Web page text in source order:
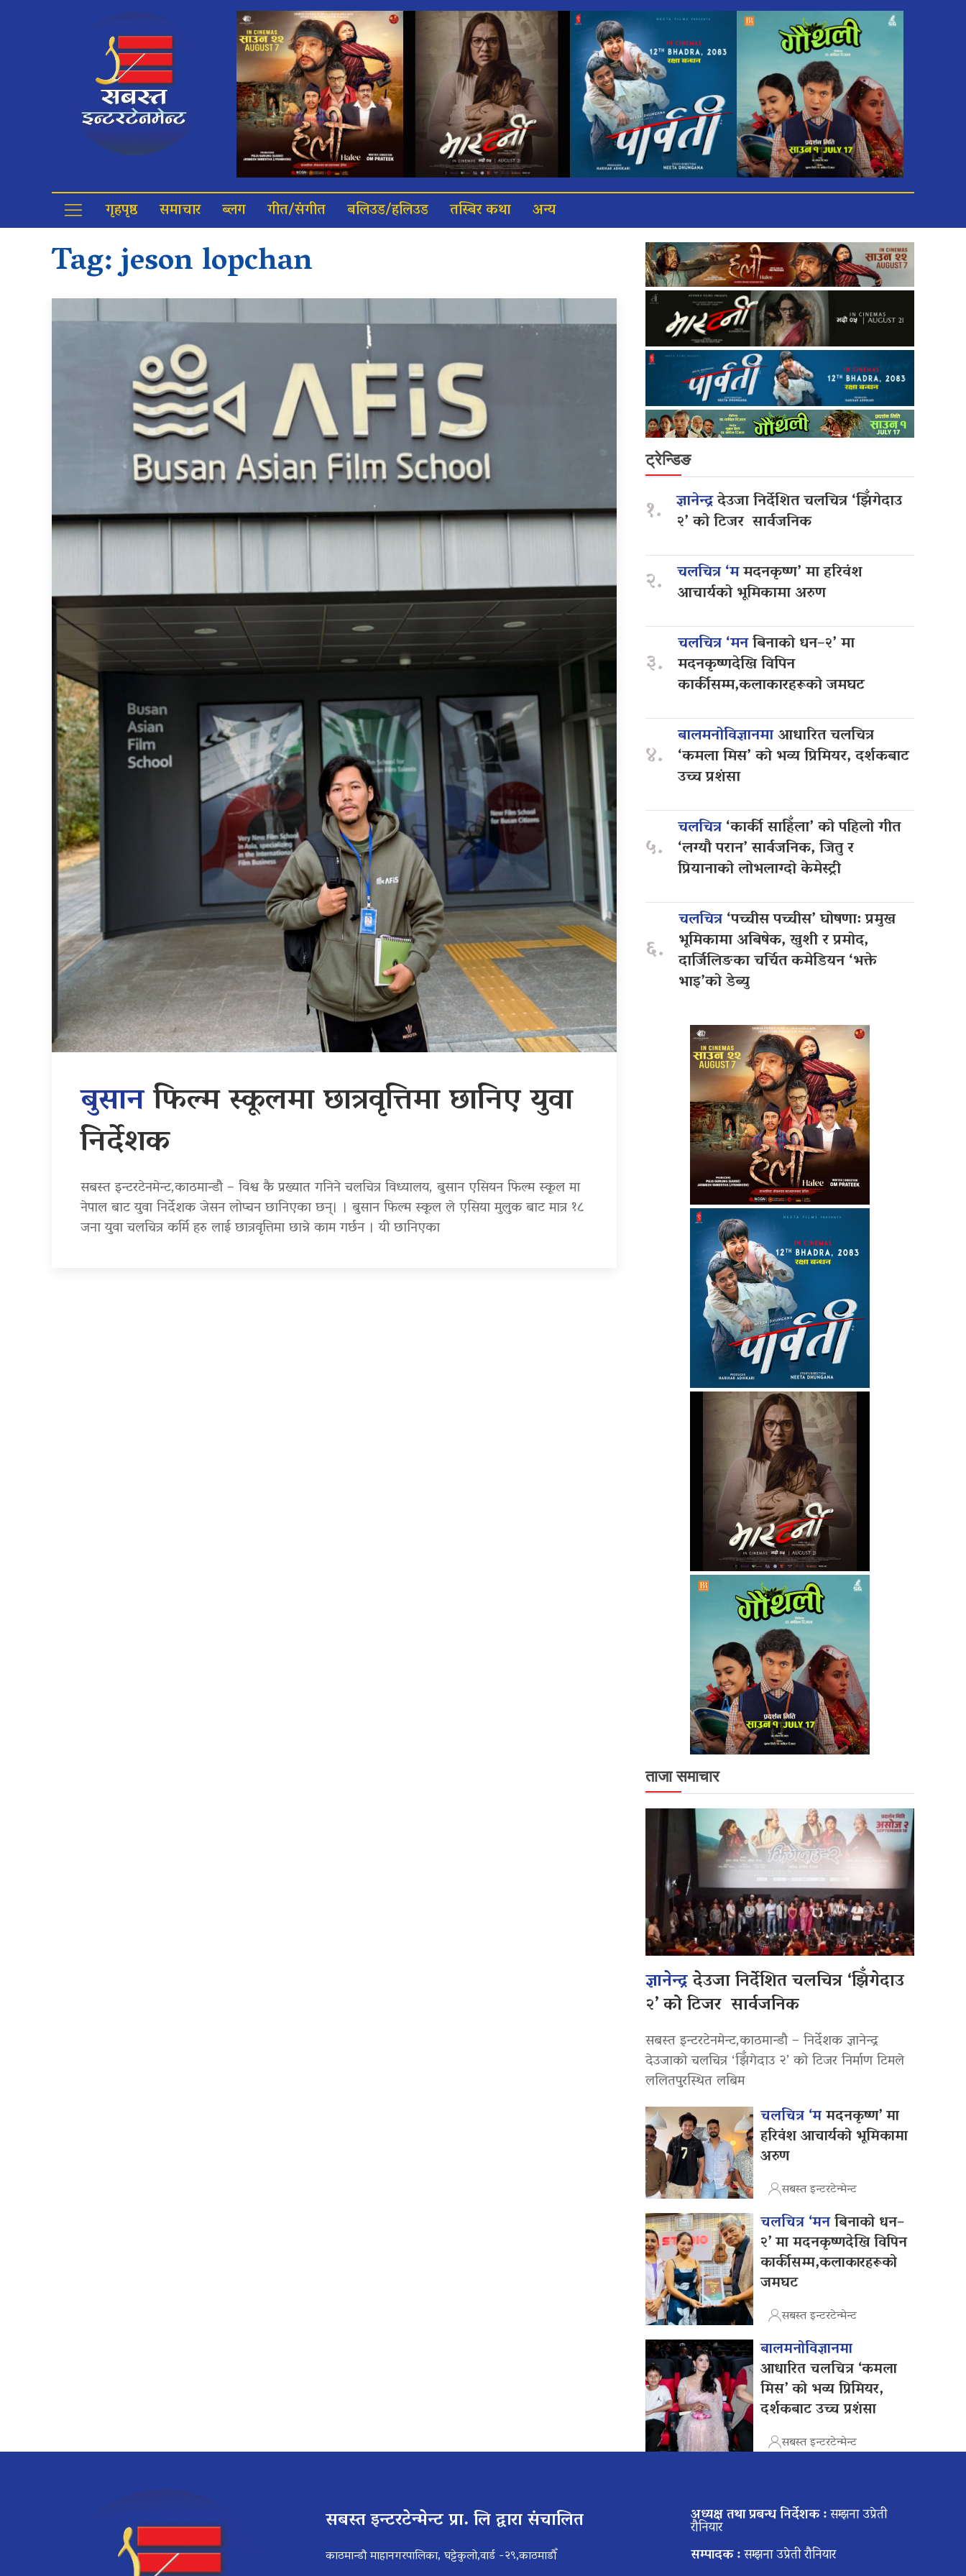
गृहपृष्ठ समाचार ब्लग गीत/संगीत बलिउड/हलिउड तस्बिर कथा अन्य
Tag:jeson lopchan
बुसानफिल्म स्कूलमा छात्रवृत्तिमा छानिए युवा
निर्देशक
सबस्त इन्टरटेनमेन्ट,काठमान्डौ – विश्व कै प्रख्यात गनिने चलचित्र विध्यालय, बुसान एसियन फिल्म स्कूल मा
नेपाल बाट युवा निर्देशक जेसन लोप्चन छानिएका छन्। । बुसान फिल्म स्कूल ले एसिया मुलुक बाट मात्र १८
जना युवा चलचित्र कर्मि हरु लाई छात्रवृत्तिमा छान्ने काम गर्छन । यी छानिएका
ट्रेन्डिङ
१. ज्ञानेन्द्रदेउजा निर्देशित चलचित्र ‘झिँगेदाउ
२’ को टिजर सार्वजनिक
२. चलचित्र ‘ममदनकृष्ण’ मा हरिवंश
आचार्यको भूमिकामा अरुण
३.
चलचित्र ‘मनबिनाको धन–२’ मा
मदनकृष्णदेखि विपिन
कार्कीसम्म,कलाकारहरूको जमघट
४.
बालमनोविज्ञानमाआधारित चलचित्र
‘कमला मिस’ को भव्य प्रिमियर, दर्शकबाट
उच्च प्रशंसा
५.
चलचित्र‘कार्की साहिँला’ को पहिलो गीत
‘लग्यौ परान’ सार्वजनिक, जितु र
प्रियानाको लोभलाग्दो केमेस्ट्री
६.
चलचित्र‘पच्चीस पच्चीस’ घोषणा: प्रमुख
भूमिकामा अबिषेक, खुशी र प्रमोद,
दार्जिलिङका चर्चित कमेडियन ‘भक्ते
भाइ’को डेब्यु
ताजा समाचार
ज्ञानेन्द्रदेउजा निर्देशित चलचित्र ‘झिँगेदाउ
२’ को टिजर सार्वजनिक
सबस्त इन्टरटेनमेन्ट,काठमान्डौ – निर्देशक ज्ञानेन्द्र
देउजाको चलचित्र ‘झिँगेदाउ २’ को टिजर निर्माण टिमले
ललितपुरस्थित लबिम
चलचित्र ‘ममदनकृष्ण’ मा
हरिवंश आचार्यको भूमिकामा
अरुण
सबस्त इन्टरटेन्मेन्ट
चलचित्र ‘मनबिनाको धन–
२’ मा मदनकृष्णदेखि विपिन
कार्कीसम्म,कलाकारहरूको
जमघट
सबस्त इन्टरटेन्मेन्ट
बालमनोविज्ञानमा
आधारित चलचित्र ‘कमला
मिस’ को भव्य प्रिमियर,
दर्शकबाट उच्च प्रशंसा
सबस्त इन्टरटेन्मेन्ट
सबस्त इन्टरटेन्मेन्ट प्रा. लि द्वारा संचालित
काठमान्डौ माहानगरपालिका, घट्टेकुलो,वार्ड -२९,काठमाडौँ
अध्यक्ष तथा प्रबन्ध निर्देशक :सम्झना उप्रेती
रौनियार
सम्पादक :सम्झना उप्रेती रौनियार